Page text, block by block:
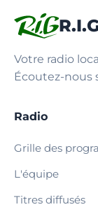
Votre radio
Écoutez-nous
Radio
Grille des
L'équipe
Titres diffusés